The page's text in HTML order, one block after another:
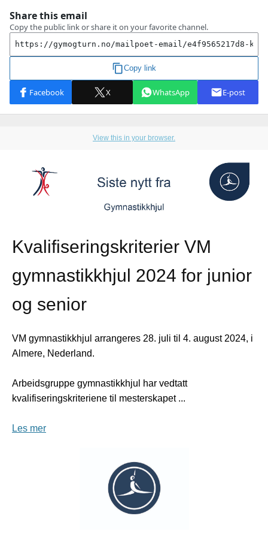
View this in your browser.
Kvalifiseringskriterier VM
gymnastikkhjul 2024 for junior
og senior
VM gymnastikkhjul arrangeres 28. juli til 4. august 2024, i
Almere, Nederland.
Arbeidsgruppe gymnastikkhjul har vedtatt
kvalifiseringskriteriene til mesterskapet ...
Les mer